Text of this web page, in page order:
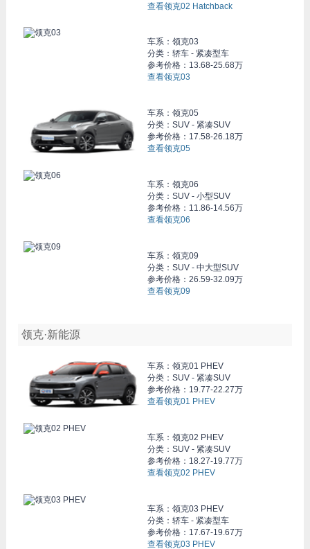
查看领克02 Hatchback
车系： 领克03
分类：轿车 - 紧凑型车
参考价格： 13.68-25.68万
查看领克03
车系： 领克05
分类：SUV - 紧凑SUV
参考价格： 17.58-26.18万
查看领克05
车系： 领克06
分类：SUV - 小型SUV
参考价格： 11.86-14.56万
查看领克06
车系： 领克09
分类：SUV - 中大型SUV
参考价格： 26.59-32.09万
查看领克09
领克·新能源
车系： 领克01 PHEV
分类：SUV - 紧凑SUV
参考价格： 19.77-22.27万
查看领克01 PHEV
车系： 领克02 PHEV
分类：SUV - 紧凑SUV
参考价格： 18.27-19.77万
查看领克02 PHEV
车系： 领克03 PHEV
分类：轿车 - 紧凑型车
参考价格： 17.67-19.67万
查看领克03 PHEV